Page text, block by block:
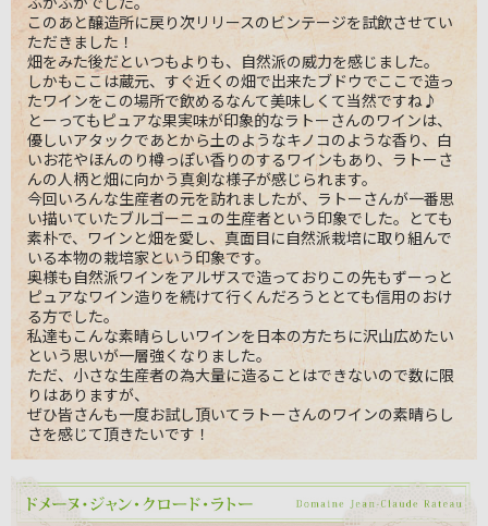
このあと醸造所に戻り次リリースのビンテージを試飲させてい
ただきました！
畑をみた後だといつもよりも、自然派の威力を感じました。
しかもここは蔵元、すぐ近くの畑で出来たブドウでここで造っ
たワインをこの場所で飲めるなんて美味しくて当然ですね♪
とーってもピュアな果実味が印象的なラトーさんのワインは、
優しいアタックであとから土のようなキノコのような香り、白
いお花やほんのり樽っぽい香りのするワインもあり、ラトーさ
んの人柄と畑に向かう真剣な様子が感じられます。
今回いろんな生産者の元を訪れましたが、ラトーさんが一番思
い描いていたブルゴーニュの生産者という印象でした。とても
素朴で、ワインと畑を愛し、真面目に自然派栽培に取り組んで
いる本物の栽培家という印象です。
奥様も自然派ワインをアルザスで造っておりこの先もずーっと
ピュアなワイン造りを続けて行くんだろうととても信用のおけ
る方でした。
私達もこんな素晴らしいワインを日本の方たちに沢山広めたい
という思いが一層強くなりました。
ただ、小さな生産者の為大量に造ることはできないので数に限
りはありますが、
ぜひ皆さんも一度お試し頂いてラトーさんのワインの素晴らし
さを感じて頂きたいです！